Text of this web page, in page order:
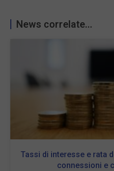
News correlate...
Tassi di interesse e rata
connessioni e